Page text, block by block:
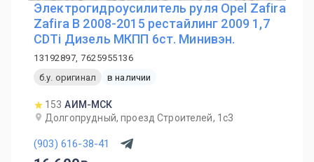
Электрогидроусилитель руля Opel Zafira
Zafira B 2008-2015 рестайлинг 2009 1,7
CDTi Дизель МКПП 6ст. Минивэн.
13192897, 7625955136
б.у. оригинал
в наличии
153 АИМ-МСК
Долгопрудный, проезд Строителей, 1с3
(903) 616-38-41